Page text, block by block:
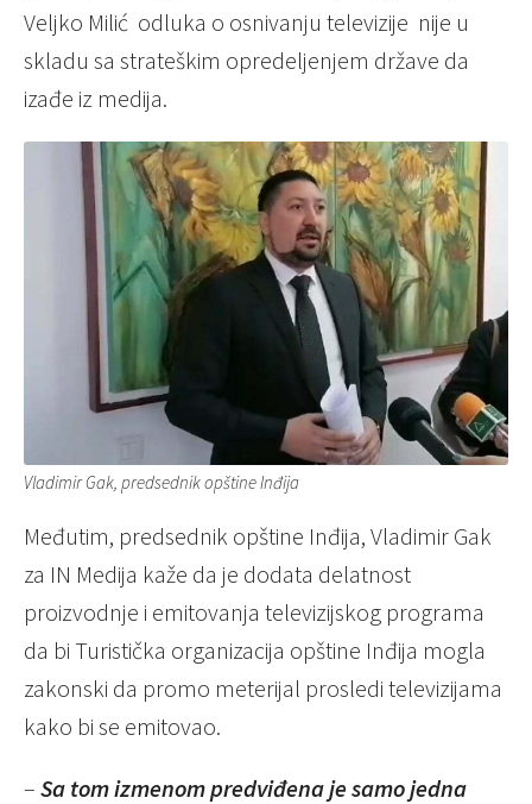
Veljko Milić odluka o osnivanju televizije nije u
skladu sa strateškim opredeljenjem države da
izađe iz medija.
Vladimir Gak, predsednik opštine Inđija
Međutim, predsednik opštine Inđija, Vladimir Gak
za IN Medija kaže da je dodata delatnost
proizvodnje i emitovanja televizijskog programa
da bi Turistička organizacija opštine Inđija mogla
zakonski da promo meterijal prosledi televizijama
kako bi se emitovao.
– Sa tom izmenom predviđena je samo jedna